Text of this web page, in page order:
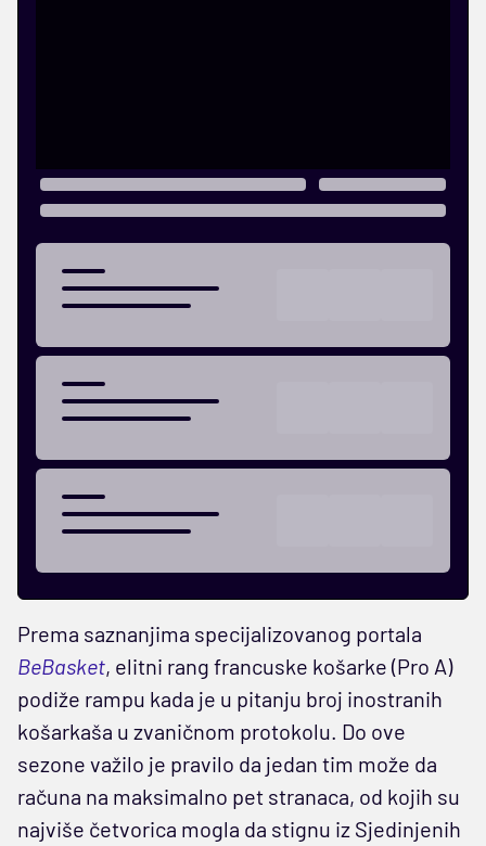
Prema saznanjima specijalizovanog portala
BeBasket, elitni rang francuske košarke (Pro A)
podiže rampu kada je u pitanju broj inostranih
košarkaša u zvaničnom protokolu. Do ove
sezone važilo je pravilo da jedan tim može da
računa na maksimalno pet stranaca, od kojih su
najviše četvorica mogla da stignu iz Sjedinjenih